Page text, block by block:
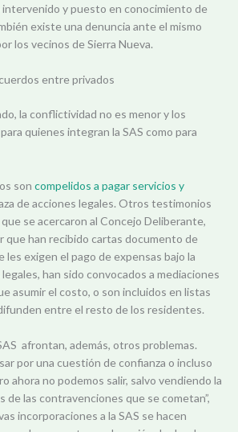
y puesto en conocimiento de
existe una denuncia ante el mismo
los vecinos de Sierra Nueva.
entre privados
la conflictividad no es menor y los
quienes integran la SAS como para
son compelidos a pagar servicios y
de acciones legales. Otros testimonios
se acercaron al Concejo Deliberante,
que han recibido cartas documento de
les exigen el pago de expensas bajo la
han sido convocados a mediaciones
asumir el costo, o son incluidos en listas
entre el resto de los residentes.
afrontan, además, otros problemas.
por una cuestión de confianza o incluso
ahora no podemos salir, salvo vendiendo la
de las contravenciones que se cometan”,
incorporaciones a la SAS se hacen